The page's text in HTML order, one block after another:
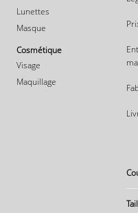
Lunettes
Masque
Cosmétique
Visage
Maquillage